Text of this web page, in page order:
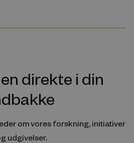
direkte i din
om vores forskning, initiativer
udgivelser.